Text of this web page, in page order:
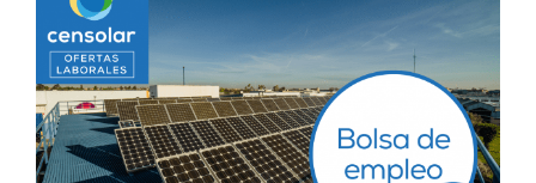
imagen
más
grande